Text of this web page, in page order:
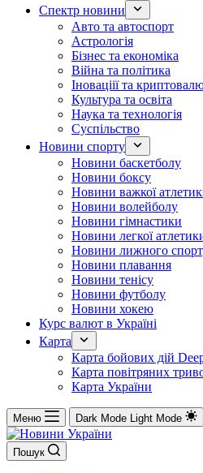
Спектр новини
Авто та автоспорт
Астрологія
Бізнес та економіка
Війна та політика
Іноваціії та
Культура та освіта
Наука та технологія
Суспільство
Новини спорту
Новини баскетболу
Новини боксу
Новини важкої
Новини волейболу
Новини гімнастики
Новини легкої
Новини лижного
Новини плавання
Новини тенісу
Новини футболу
Новини хокею
Курс валют в Україні
Карта
Карта бойових дій
Карта повітряних
Карта України
Меню Dark Mode Light Mode
Пошук